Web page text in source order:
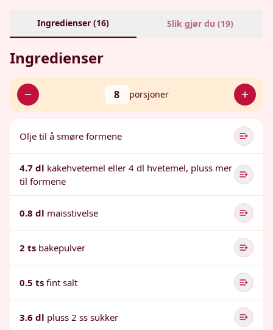
Ingredienser (16) Slik gjør du (19)
Ingredienser
8 porsjoner
Olje til å smøre formene
4.7 dl kakehvetemel eller 4 dl hvetemel, pluss mer
til formene
0.8 dl maisstivelse
2 ts bakepulver
0.5 ts fint salt
3.6 dl pluss 2 ss sukker